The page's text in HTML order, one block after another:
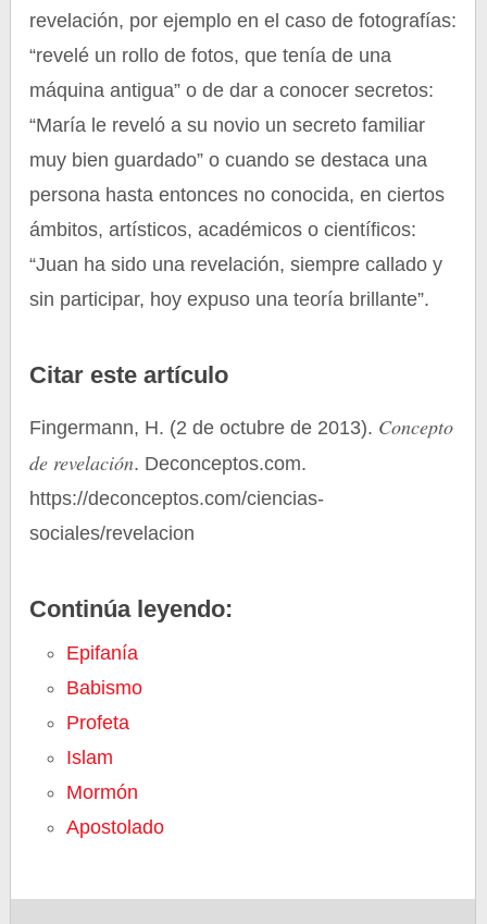
revelación, por ejemplo en el caso de fotografías:
“revelé un rollo de fotos, que tenía de una
máquina antigua” o de dar a conocer secretos:
“María le reveló a su novio un secreto familiar
muy bien guardado” o cuando se destaca una
persona hasta entonces no conocida, en ciertos
ámbitos, artísticos, académicos o científicos:
“Juan ha sido una revelación, siempre callado y
sin participar, hoy expuso una teoría brillante”.
Citar este artículo
Fingermann, H. (2 de octubre de 2013). Concepto
de revelación. Deconceptos.com.
https://deconceptos.com/ciencias-
sociales/revelacion
Continúa leyendo:
Epifanía
Babismo
Profeta
Islam
Mormón
Apostolado